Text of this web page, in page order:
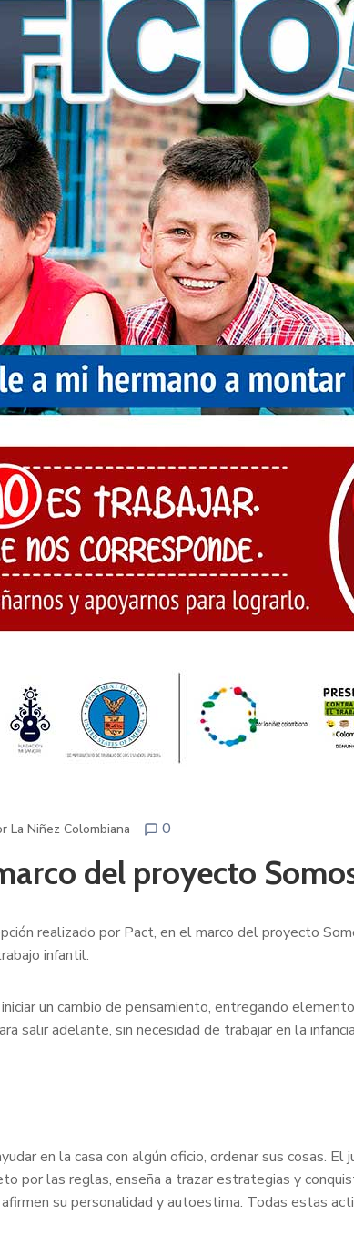
La Niñez Colombiana 0
del proyecto
realizado por Pact, en el marco del proyecto
infantil.
un cambio de pensamiento, entregando
salir adelante, sin necesidad de trabajar en la
en la casa con algún oficio, ordenar sus cosas. El
por las reglas, enseña a trazar estrategias y
su personalidad y autoestima. Todas estas